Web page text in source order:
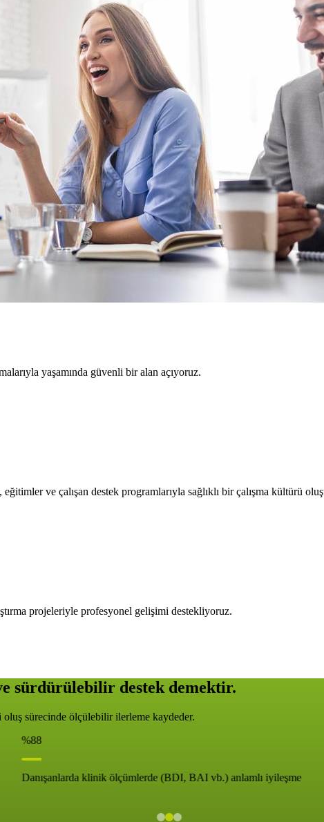
yaşamında güvenli bir alan açıyoruz.
ve çalışan destek programlarıyla sağlıklı bir çalışma kültürü
projeleriyle profesyonel gelişimi destekliyoruz.
sürdürülebilir destek demektir.
sürecinde ölçülebilir ilerleme kaydeder.
%88
Danışanlarda klinik ölçümlerde (BDI, BAI vb.) anlamlı iyileşme